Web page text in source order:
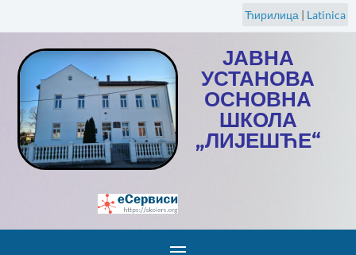
Ћирилица | Latinica
ЈАВНА
УСТАНОВА
ОСНОВНА
ШКОЛА
„ЛИЈЕШЋЕ“